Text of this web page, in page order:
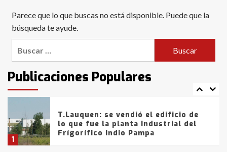
Parece que lo que buscas no está disponible. Puede que la
búsqueda te ayude.
Publicaciones Populares
6
con lluvias y heladas, en gran parte
de la provincia
intentaron evadir a la Policía
fueron detenidos por
comercialización de drogas en la
tarde del sábado
1
T.Lauquen: se vendió el edificio de
lo que fue la planta Industrial del
Frígorífico Indio Pampa